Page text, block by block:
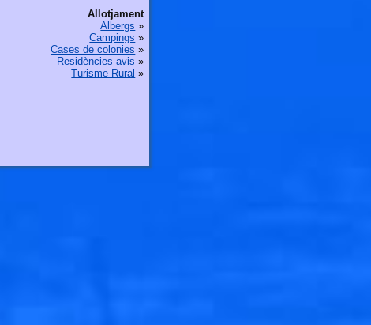
Allotjament
Albergs »
Campings »
Cases de colonies »
Residències avis »
Turisme Rural »